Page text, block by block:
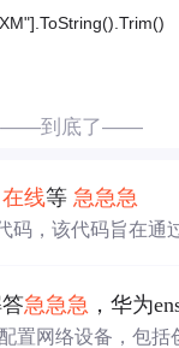
——到底了——
在线等急急急
码，该代码旨在通
急急急 ，华为
置网络设备，包括